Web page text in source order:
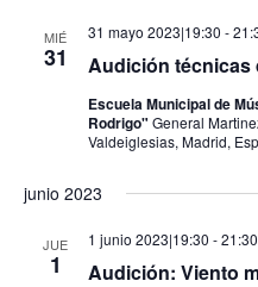
MIÉ
31 Audición técnicas
31 mayo 2023|19:30 -
Escuela Municipal de
Rodrigo" General
Valdeiglesias, Madrid,
junio 2023
JUE
1 Audición: Viento
1 junio 2023|19:30 -21:30